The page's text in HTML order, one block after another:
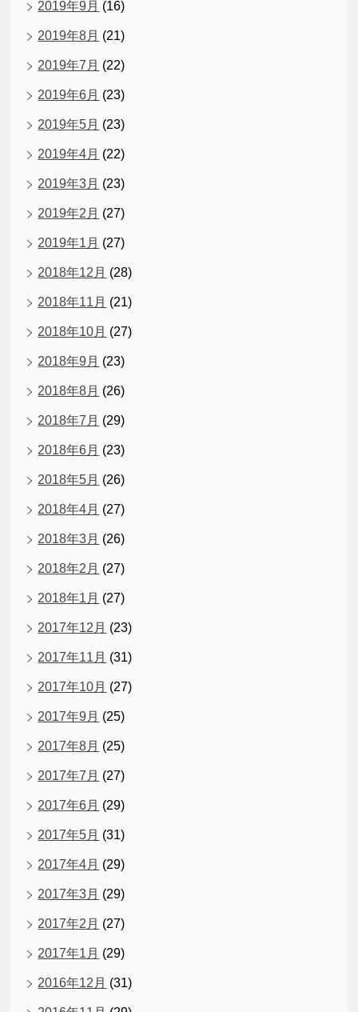
2019年9月 (16)
2019年8月 (21)
2019年7月 (22)
2019年6月 (23)
2019年5月 (23)
2019年4月 (22)
2019年3月 (23)
2019年2月 (27)
2019年1月 (27)
2018年12月 (28)
2018年11月 (21)
2018年10月 (27)
2018年9月 (23)
2018年8月 (26)
2018年7月 (29)
2018年6月 (23)
2018年5月 (26)
2018年4月 (27)
2018年3月 (26)
2018年2月 (27)
2018年1月 (27)
2017年12月 (23)
2017年11月 (31)
2017年10月 (27)
2017年9月 (25)
2017年8月 (25)
2017年7月 (27)
2017年6月 (29)
2017年5月 (31)
2017年4月 (29)
2017年3月 (29)
2017年2月 (27)
2017年1月 (29)
2016年12月 (31)